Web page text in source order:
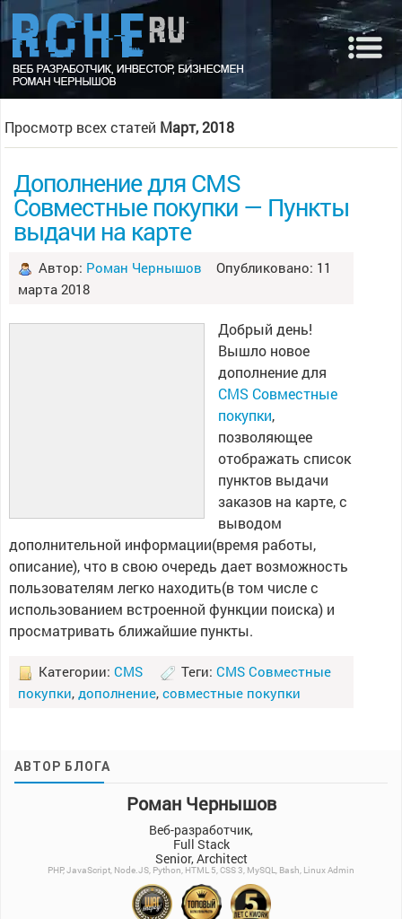
Просмотр всех статей Март, 2018
Дополнение для CMS
Совместные покупки — Пункты
выдачи на карте
Автор: Роман Чернышов Опубликовано: 11
марта 2018
Добрый день!
Вышло новое
дополнение для
CMS Совместные
покупки,
позволяющее
отображать список
пунктов выдачи
заказов на карте, с
выводом
дополнительной информации(время работы,
описание), что в свою очередь дает возможность
пользователям легко находить(в том числе с
использованием встроенной функции поиска) и
просматривать ближайшие пункты.
Категории: CMS Теги: CMS Совместные
покупки, дополнение, совместные покупки
АВТОР БЛОГА
Роман Чернышов
Веб-разработчик,
Full Stack
Senior, Architect
PHP, JavaScript, Node.JS, Python, HTML 5, CSS 3, MySQL, Bash, Linux Admin